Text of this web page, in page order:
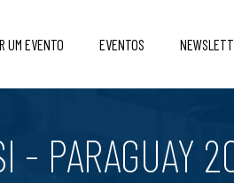
UM EVENTO EVENTOS
- PARAGUAY